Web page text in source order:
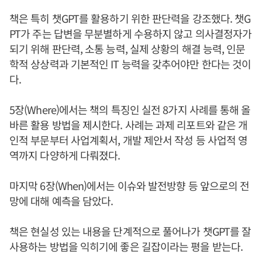
책은 특히 챗GPT를 활용하기 위한 판단력을 강조했다. 챗G
PT가 주는 답변을 무분별하게 수용하지 않고 의사결정자가
되기 위해 판단력, 소통 능력, 실제 상황의 해결 능력, 인문
학적 상상력과 기본적인 IT 능력을 갖추어야만 한다는 것이
다.
5장(Where)에서는 책의 특징인 실전 8가지 사례를 통해 올
바른 활용 방법을 제시한다. 사례는 과제 리포트와 같은 개
인적 부문부터 사업계획서, 개발 제안서 작성 등 사업적 영
역까지 다양하게 다뤄졌다.
마지막 6장(When)에서는 이슈와 발전방향 등 앞으로의 전
망에 대해 예측을 담았다.
책은 현실성 있는 내용을 단계적으로 풀어나가 챗GPT를 잘
사용하는 방법을 익히기에 좋은 길잡이라는 평을 받는다.